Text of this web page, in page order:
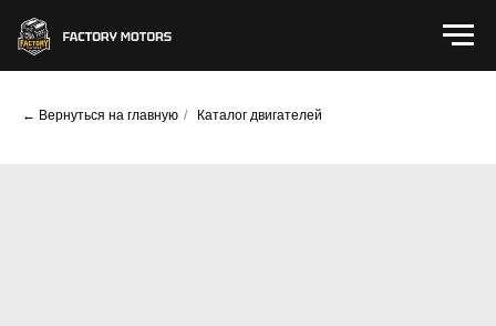
← Вернуться на главную / Каталог двигателей